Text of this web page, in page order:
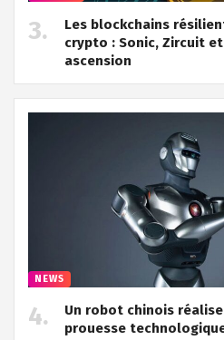
Les blockchains
crypto : Sonic, Zircuit
ascension
NEWS
Un robot chinois
prouesse